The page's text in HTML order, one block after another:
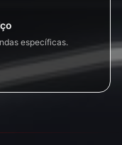
específicas.